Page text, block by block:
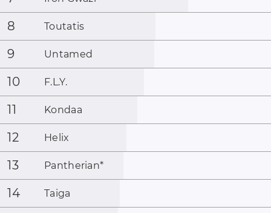
8 Toutatis
9 Untamed
10 F.L.Y.
11 Kondaa
12 Helix
13 Pantherian*
14 Taiga